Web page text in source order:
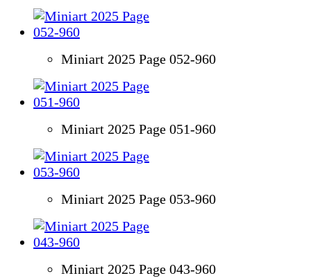
Miniart 2025 Page 052-960
Miniart 2025 Page 051-960
Miniart 2025 Page 053-960
Miniart 2025 Page 043-960